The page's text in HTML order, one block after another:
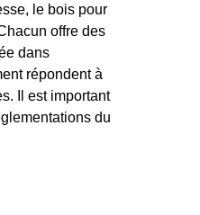
le bois pour
offre des
dans
répondent à
Il est important
du